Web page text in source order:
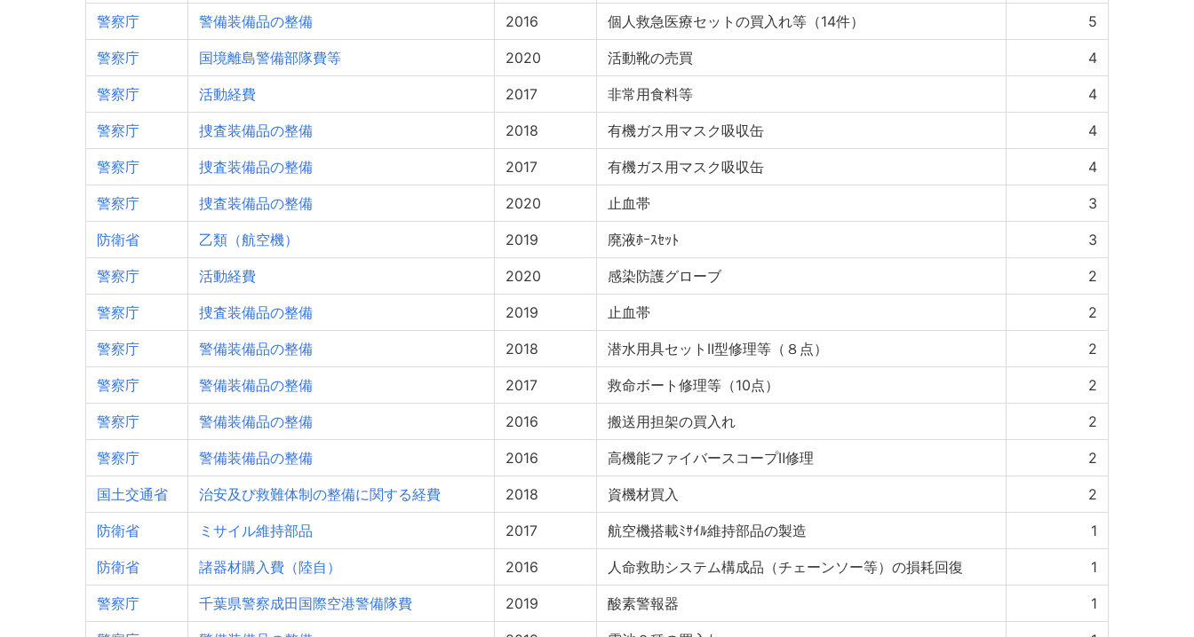
警察庁 警備装備品の整備 2016 個人救急医療セットの買入れ等（14件） 5
警察庁 国境離島警備部隊費等 2020 活動靴の売買 4
警察庁 活動経費 2017 非常用食料等 4
警察庁 捜査装備品の整備 2018 有機ガス用マスク吸収缶 4
警察庁 捜査装備品の整備 2017 有機ガス用マスク吸収缶 4
警察庁 捜査装備品の整備 2020 止血帯 3
防衛省 乙類（航空機） 2019 廃液ﾎｰｽｾｯﾄ 3
警察庁 活動経費 2020 感染防護グローブ 2
警察庁 捜査装備品の整備 2019 止血帯 2
警察庁 警備装備品の整備 2018 潜水用具セットⅡ型修理等（８点） 2
警察庁 警備装備品の整備 2017 救命ボート修理等（10点） 2
警察庁 警備装備品の整備 2016 搬送用担架の買入れ 2
警察庁 警備装備品の整備 2016 高機能ファイバースコープⅡ修理 2
国土交通省 治安及び救難体制の整備に関する経費 2018 資機材買入 2
防衛省 ミサイル維持部品 2017 航空機搭載ﾐｻｲﾙ維持部品の製造 1
防衛省 諸器材購入費（陸自） 2016 人命救助システム構成品（チェーンソー等）の損耗回復 1
警察庁 千葉県警察成田国際空港警備隊費 2019 酸素警報器 1